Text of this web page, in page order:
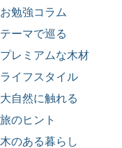
お勉強コラム
テーマで巡る
プレミアムな木材
ライフスタイル
大自然に触れる
旅のヒント
木のある暮らし